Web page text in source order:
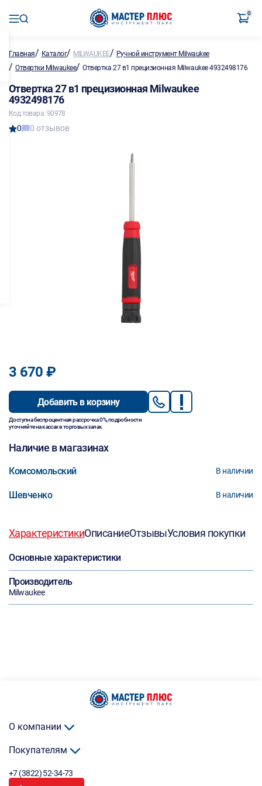
0
Главная/ Каталог/ MILWAUKEE/ Ручной инструмент Milwaukee
/ Отвертки Milwaukee/Отвертка 27 в1 прецизионная Milwaukee 4932498176
Отвертка 27 в1 прецизионная Milwaukee
4932498176
Код товара: 90978
0 0 отзывов
3 670 ₽
Добавить в корзину
Доступна беспроцентная рассрочка 0%, подробности
уточняйте на кассах в торговых залах.
Наличие в магазинах
Комсомольский В наличии
Шевченко В наличии
ХарактеристикиОписаниеОтзывыУсловия покупки
Основные характеристики
Производитель
Milwaukee
О компании
Покупателям
+7 (3822) 52-34-73